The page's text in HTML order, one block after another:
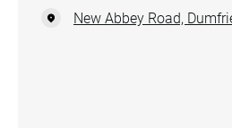
New Abbey Road,